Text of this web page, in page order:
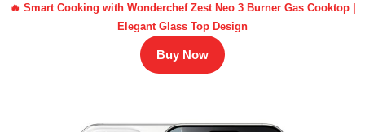
🔥 Smart Cooking with Wonderchef Zest Neo 3 Burner Gas Cooktop |
Elegant Glass Top Design
Buy Now